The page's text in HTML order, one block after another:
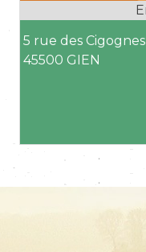
5 rue des Cigognes
45500 GIEN